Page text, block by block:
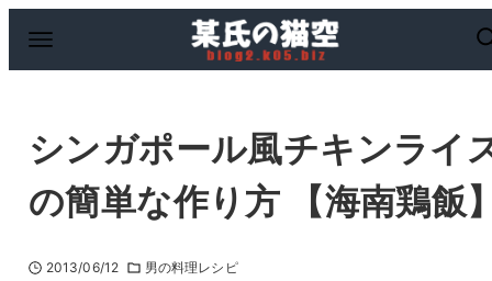
シンガポール風チキンライ
の簡単な作り方 【海南鶏飯
2013/06/12 男の料理レシピ